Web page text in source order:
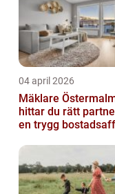
04 april 2026
Mäklare
hittar du rätt
en trygg